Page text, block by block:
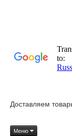
Доставляем
Меню